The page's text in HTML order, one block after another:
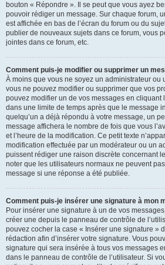
bouton « Répondre ». Il se peut que vous ayez
pouvoir rédiger un message. Sur chaque forum,
est affichée en bas de l’écran du forum ou du
publier de nouveaux sujets dans ce forum, vous
jointes dans ce forum, etc.
Comment puis-je modifier ou supprimer un
À moins que vous ne soyez un administrateur ou
vous ne pouvez modifier ou supprimer que vos
pouvez modifier un de vos messages en cliquant
dans une limite de temps après que le message
quelqu’un a déjà répondu à votre message, un
message affichera le nombre de fois que vous
et l’heure de la modification. Ce petit texte
modification effectuée par un modérateur ou un
puissent rédiger une raison discrète concernant
noter que les utilisateurs normaux ne peuvent
message si une réponse a été publiée.
Comment puis-je insérer une signature à mon
Pour insérer une signature à un de vos
créer une depuis le panneau de contrôle de
pouvez cocher la case « Insérer une signature »
rédaction afin d’insérer votre signature. Vous
signature qui sera insérée à tous vos messages
dans le panneau de contrôle de l’utilisateur. Si